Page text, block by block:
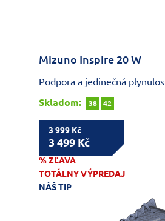
Mizuno Inspire 20 W
Podpora a jedinečná
Skladom:
38 42
3 999 Kč
3 499 Kč
% ZĽAVA
TOTÁLNY VÝPREDAJ
NÁŠ TIP